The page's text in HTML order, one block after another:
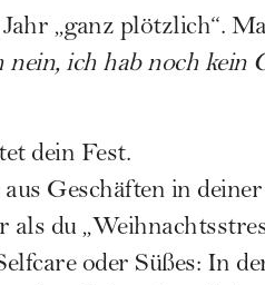
„ganz plötzlich“.
nein, ich hab noch kein
dein Fest.
Geschäften in
als du
oder Süßes: In